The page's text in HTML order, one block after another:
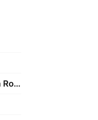
Подтверждение возраста Roblox